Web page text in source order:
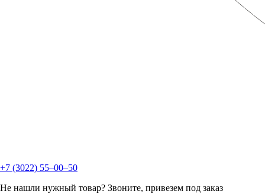
+7 (3022) 55‒00‒50
Не нашли нужный товар? Звоните, привезем под заказ